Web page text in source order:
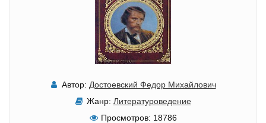
Автор: Достоевский Федор Михайлович
Жанр: Литературоведение
Просмотров: 18786